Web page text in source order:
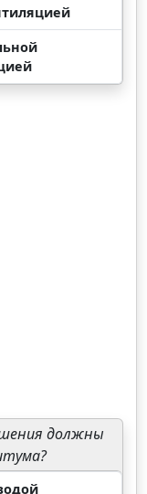
должны